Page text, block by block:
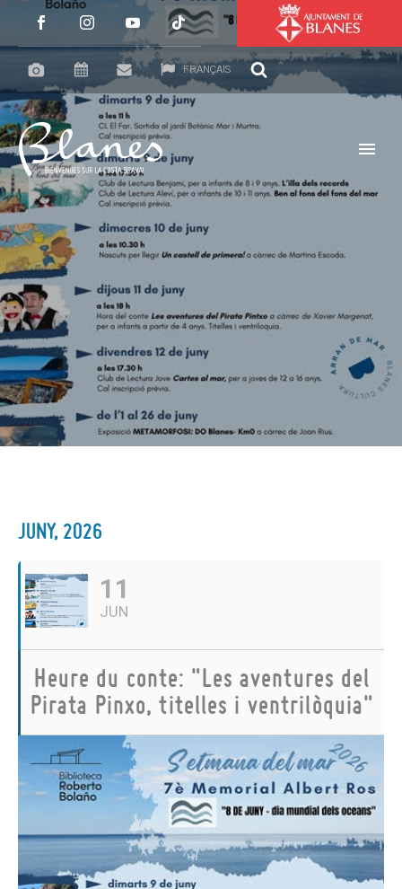
FRANÇAIS
JUNY, 2026
11
JUN
Heure du conte: "Les aventures del
Pirata Pinxo, titelles i ventrilòquia"